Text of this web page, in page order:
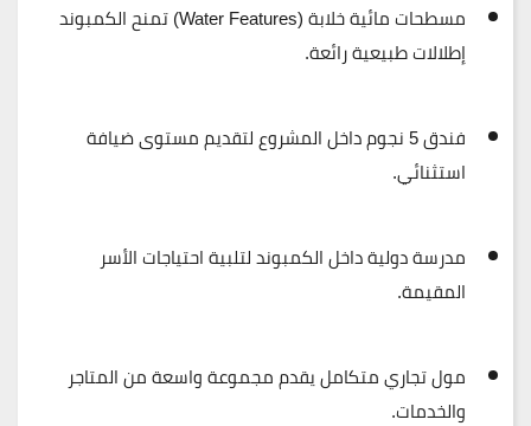
مسطحات مائية خلابة (Water Features)
تمنح الكمبوند
إطلالات طبيعية رائعة.
فندق 5 نجوم
داخل المشروع لتقديم مستوى ضيافة
استثنائي.
مدرسة دوليةداخل الكمبوند لتلبية احتياجات الأسر
المقيمة.
مول تجاري متكامليقدم مجموعة واسعة من المتاجر
والخدمات.